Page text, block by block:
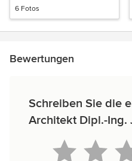
6 Fotos
Bewertungen
Schreiben Sie die
Architekt Dipl.-Ing.